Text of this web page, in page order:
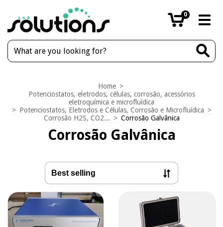
0
Home >
Potenciostatos, eletrodos, células, corrosão, acessórios
eletroquímica e microfluídica
> Potenciostatos, Eletrodos e Células, Corrosão e Microfluídica >
Corrosão H2S, CO2... > Corrosão Galvânica
Corrosão Galvânica